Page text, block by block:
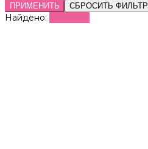
ПРИМЕНИТЬ СБРОСИТЬ ФИЛЬТР
Найдено: